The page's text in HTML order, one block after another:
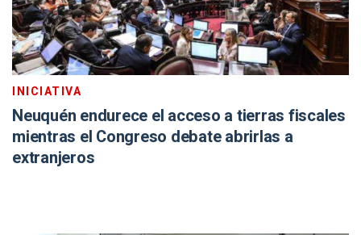
INICIATIVA
Neuquén endurece el acceso a tierras fiscales
mientras el Congreso debate abrirlas a
extranjeros